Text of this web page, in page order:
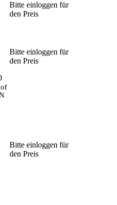
Bitte einloggen für
den Preis
Bitte einloggen für
den Preis
Bitte einloggen für
den Preis